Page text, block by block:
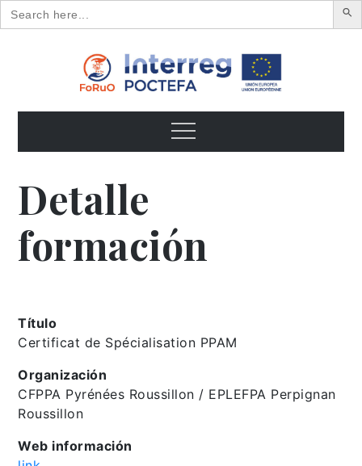
Search
for:
FoRuO
frutos
Menu
Detalle
formación
Título
Certificat de Spécialisation PPAM
Organización
CFPPA Pyrénées Roussillon / EPLEFPA Perpignan
Roussillon
Web información